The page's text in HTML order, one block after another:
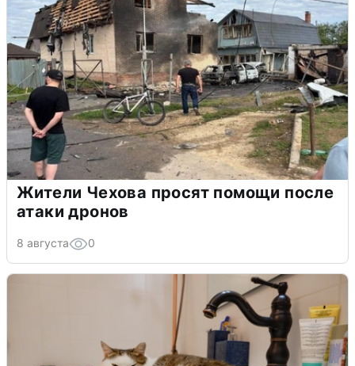
Жители Чехова просят помощи после
атаки дронов
8 августа 0